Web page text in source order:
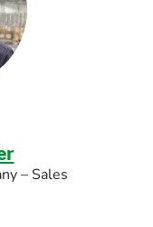
– Sales